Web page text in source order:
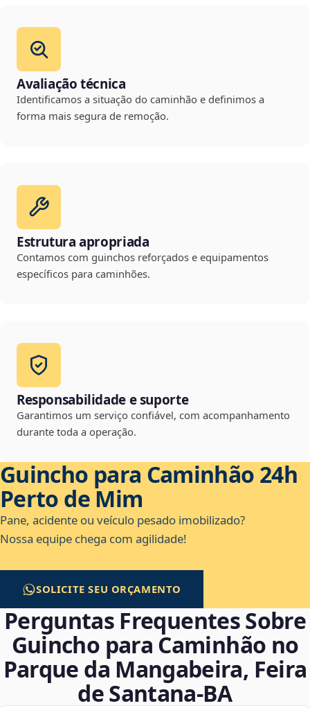
Avaliação técnica
Identificamos a situação do caminhão e definimos a
forma mais segura de remoção.
Estrutura apropriada
Contamos com guinchos reforçados e equipamentos
específicos para caminhões.
Responsabilidade e suporte
Garantimos um serviço confiável, com acompanhamento
durante toda a operação.
Guincho para Caminhão 24h
Perto de Mim
Pane, acidente ou veículo pesado imobilizado?
Nossa equipe chega com agilidade!
SOLICITE SEU ORÇAMENTO
Perguntas Frequentes Sobre
Guincho para Caminhão no
Parque da Mangabeira, Feira
de Santana‑BA